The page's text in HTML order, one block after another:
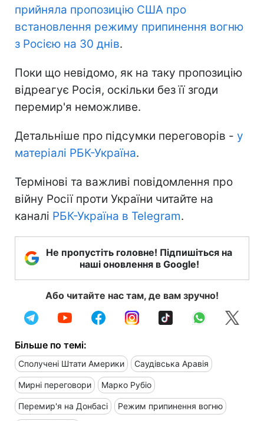
прийняла пропозицію США про
встановлення режиму припинення вогню
з Росією на 30 днів.
Поки що невідомо, як на таку пропозицію
відреагує Росія, оскільки без її згоди
перемир'я неможливе.
Детальніше про підсумки переговорів - у
матеріалі РБК-Україна.
Термінові та важливі повідомлення про
війну Росії проти України читайте на
каналі РБК-Україна в Telegram.
Не пропустіть головне! Підпишіться на
наші оновлення в Google!
Або читайте нас там, де вам зручно!
Більше по темі:
Сполучені Штати Америки Саудівська Аравія
Мирні переговори Марко Рубіо
Перемир'я на Донбасі Режим припинення вогню